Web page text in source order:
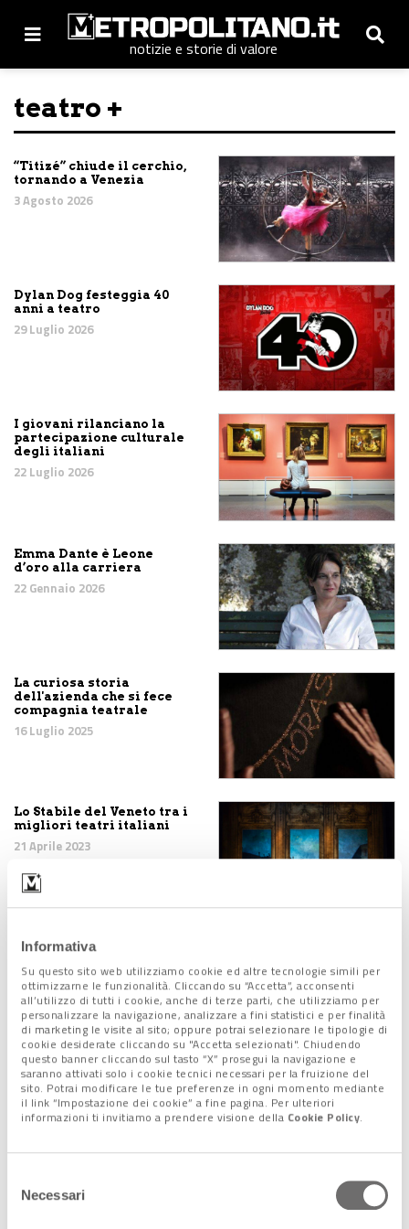
Informativa
Su questo sito web utilizziamo cookie ed altre tecnologie simili per
ottimizzarne le funzionalità. Cliccando su “Accetta”, acconsenti
all’utilizzo di tutti i cookie, anche di terze parti, che utilizziamo per
personalizzare la navigazione, analizzare a fini statistici e per finalità
di marketing le visite al sito; oppure potrai selezionare le tipologie di
cookie desiderate cliccando su "Accetta selezionati". Chiudendo
questo banner cliccando sul tasto “X” prosegui la navigazione e
saranno attivati solo i cookie tecnici necessari per la fruizione del
sito. Potrai modificare le tue preferenze in ogni momento mediante
il link “Impostazione dei cookie” a fine pagina. Per ulteriori
informazioni ti invitiamo a prendere visione della Cookie Policy.
delNecessari
notizie e storie di valore
teatro +
“Titizé” chiude il cerchio,
tornando a Venezia
3 Agosto 2026
Dylan Dog festeggia 40
anni a teatro
29 Luglio 2026
I giovani rilanciano la
partecipazione culturale
degli italiani
22 Luglio 2026
Emma Dante è Leone
d’oro alla carriera
22 Gennaio 2026
La curiosa storia
dell'azienda che si fece
compagnia teatrale
16 Luglio 2025
Lo Stabile del Veneto tra i
migliori teatri italiani
21 Aprile 2023
Riaperto al pubblico il
Teatro La Scala di Milano
11 Maggio 2021
27 Marzo - Giornata
Mondiale del Teatro
27 Marzo 2021
I teatri italiani